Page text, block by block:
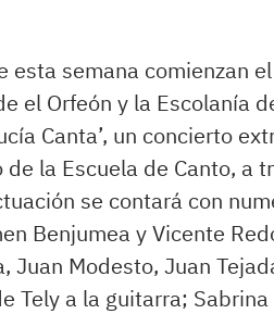
esta semana comienzan
el Orfeón y la Escolanía
Canta’, un concierto
la Escuela de Canto, a
se contará con
Benjumea y Vicente
Juan Modesto, Juan
Tely a la guitarra;